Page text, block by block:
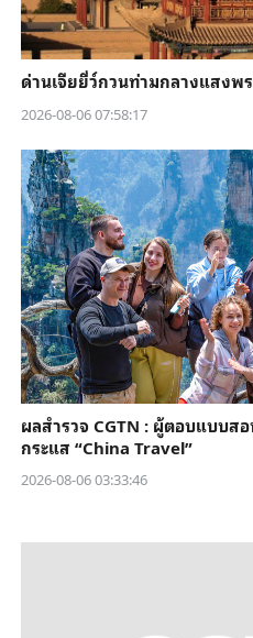
ด่านเจียยี่ว์กวนท่ามกลางแสงพ
2026-08-06 07:58:17
ผลสำรวจ CGTN : ผู้ตอบแบบส
กระแส “China Travel”
2026-08-06 03:33:46